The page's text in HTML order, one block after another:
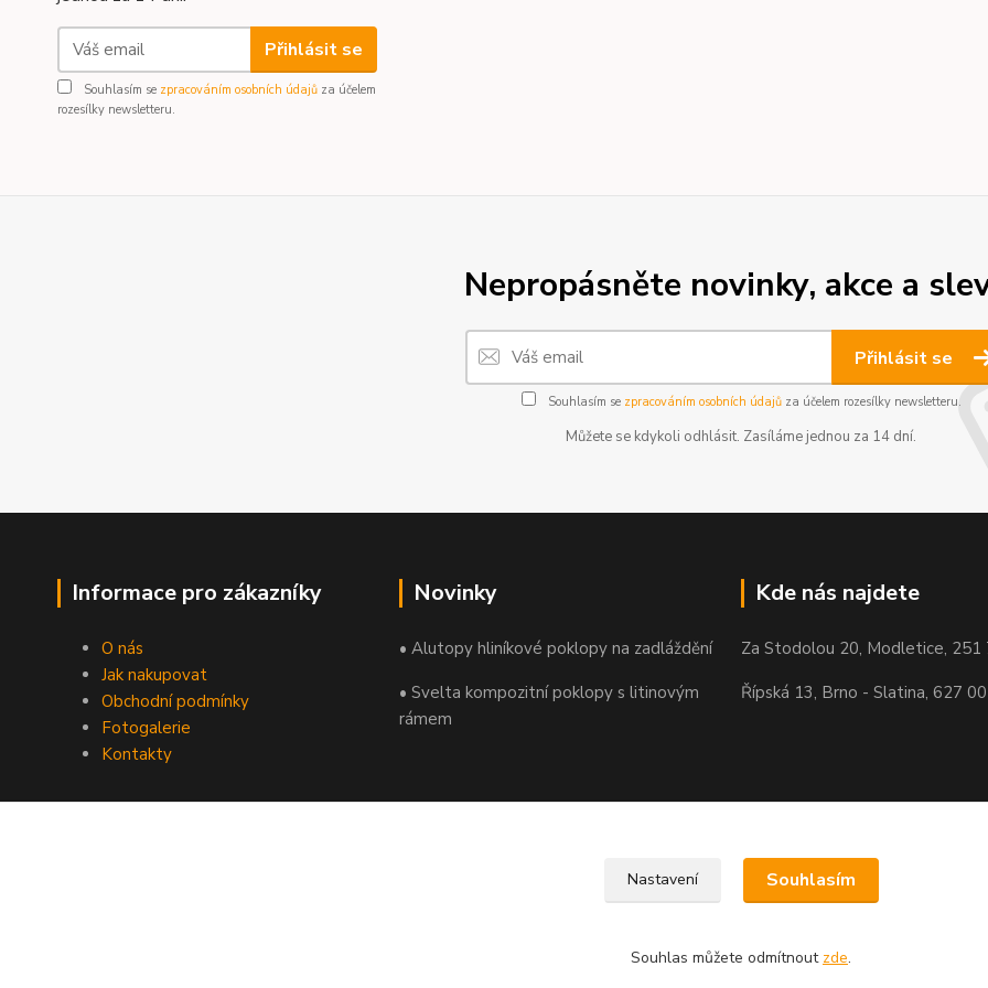
Přihlásit se
Souhlasím se zpracováním osobních údajů za účelem
rozesílky newsletteru.
Nepropásněte novinky, akce a
Přihlásit se
Souhlasím se zpracováním osobních údajůza účelem rozesílky newsletteru.
Můžete se kdykoli odhlásit. Zasíláme jednou za 14 dní.
Informace pro zákazníky
O nás
Jak nakupovat
Obchodní podmínky
Fotogalerie
Kontakty
Novinky
• Alutopy hliníkové poklopy na zadláždění
• Svelta kompozitní poklopy s litinovým
rámem
Kde nás najdete
Za Stodolou 20, Modletice, 251
Řípská 13, Brno - Slatina, 627 00
Nastavení Souhlasím
Souhlas můžete odmítnout zde.